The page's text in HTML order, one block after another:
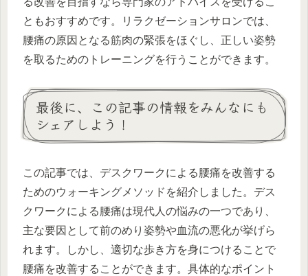
ともおすすめです。リラクゼーションサロンでは、
腰痛の原因となる筋肉の緊張をほぐし、正しい姿勢
を取るためのトレーニングを行うことができます。
最後に、この記事の情報をみんなにも
シェアしよう！
この記事では、デスクワークによる腰痛を改善する
ためのウォーキングメソッドを紹介しました。デス
クワークによる腰痛は現代人の悩みの一つであり、
主な要因として前のめり姿勢や血流の悪化が挙げら
れます。しかし、適切な歩き方を身につけることで
腰痛を改善することができます。具体的なポイント